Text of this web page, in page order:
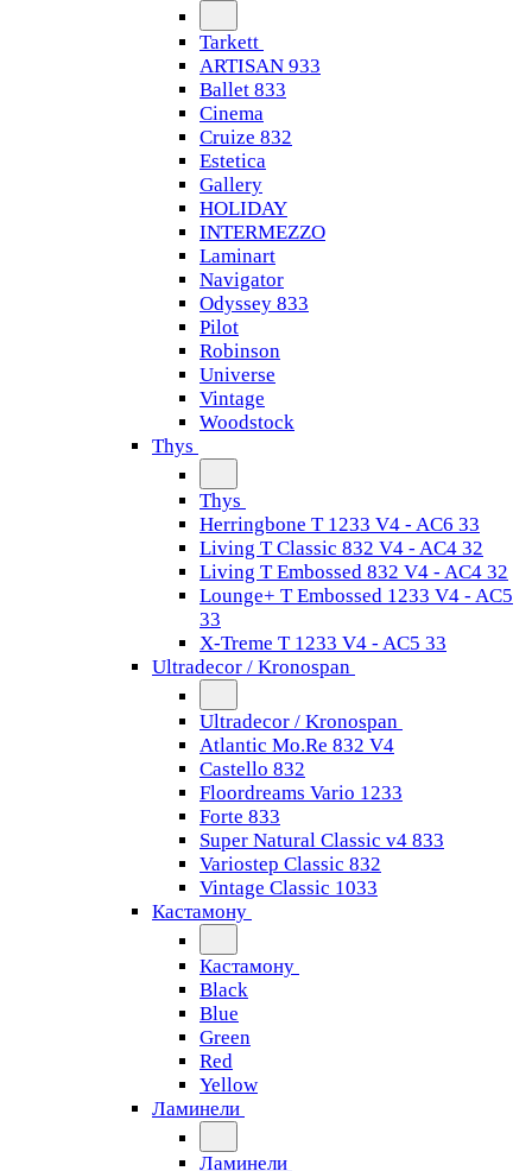
Tarkett
ARTISAN 933
Ballet 833
Cinema
Cruize 832
Estetica
Gallery
HOLIDAY
INTERMEZZO
Laminart
Navigator
Odyssey 833
Pilot
Robinson
Universe
Vintage
Woodstock
Thys
Thys
Herringbone T 1233 V4 - AC6 33
Living T Classic 832 V4 - AC4 32
Living T Embossed 832 V4 - AC4 32
Lounge+ T Embossed 1233 V4 - AC5
33
X-Treme T 1233 V4 - AC5 33
Ultradecor / Kronospan
Ultradecor / Kronospan
Atlantic Mo.Re 832 V4
Castello 832
Floordreams Vario 1233
Forte 833
Super Natural Classic v4 833
Variostep Classic 832
Vintage Classic 1033
Кастамону
Кастамону
Black
Blue
Green
Red
Yellow
Ламинели
Ламинели